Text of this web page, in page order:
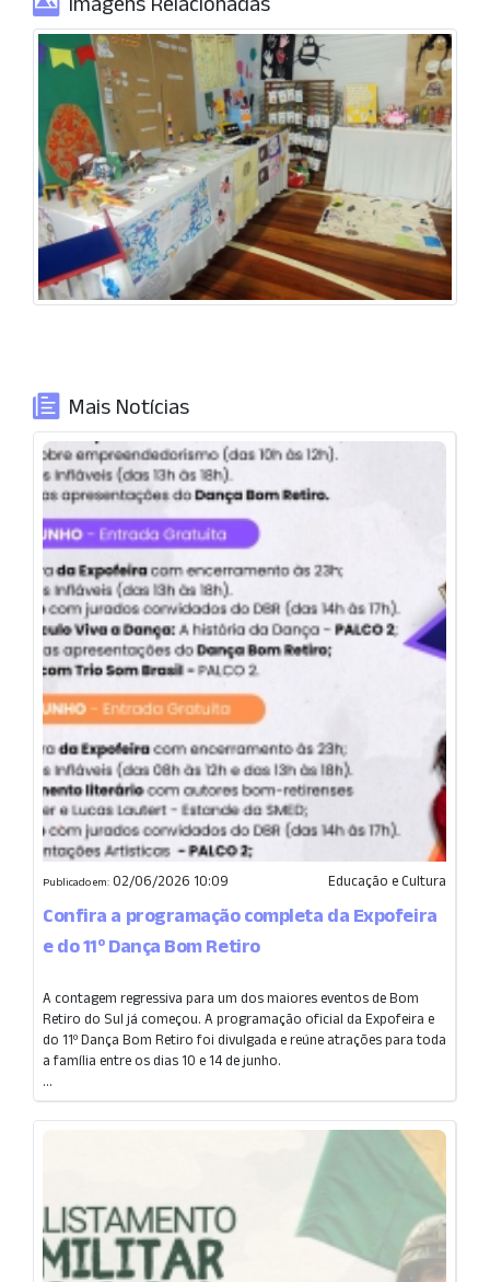
Mais Notícias
Publicado em: 02/06/2026 10:09 Educação e Cultura
Confira a programação completa da Expofeira
e do 11º Dança Bom Retiro
A contagem regressiva para um dos maiores eventos de Bom
Retiro do Sul já começou. A programação oficial da Expofeira e
do 11º Dança Bom Retiro foi divulgada e reúne atrações para toda
a família entre os dias 10 e 14 de junho.
...